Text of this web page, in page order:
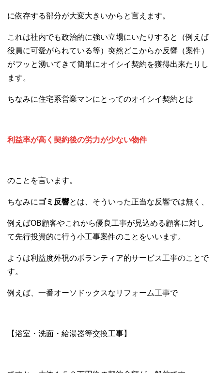
に依存する部分が大変大きいからと言えます。
これは社内でも政治的に強い立場にいたりすると（例えば
役員に可愛がられている等）突然どこからか反響（案件）
がフッと湧いてきて簡単にオイシイ契約を獲得出来たりし
ます。
ちなみに住宅系営業マンにとってのオイシイ契約とは
利益率が高く契約後の労力が少ない物件
のことを言います。
ちなみに ゴミ反響とは、そういった正当な反響では無く、
例えばOB顧客やこれから優良工事が見込める顧客に対し
て先行投資的に行う小工事案件のことをいいます。
ようは利益度外視のボランティア的サービス工事のことで
す。
例えば、一番オーソドックスなリフォーム工事で
【浴室・洗面・給湯器等交換工事】